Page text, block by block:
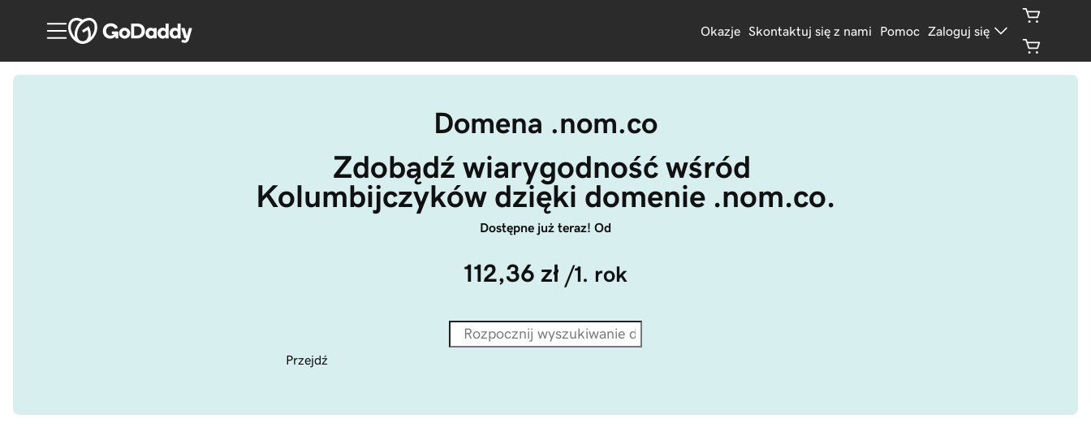
Okazje Skontaktuj się z nami Pomoc Zaloguj się
Domena .nom.co
Zdobądź wiarygodność wśród
Kolumbijczyków dzięki domenie .nom.co.
Dostępne już teraz! Od
112,36 zł /1. rok
Przejdź